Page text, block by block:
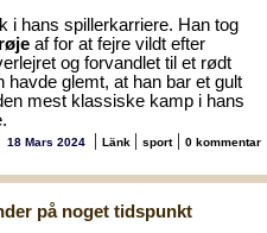
i hans spillerkarriere. Han tog
af for at fejre vildt efter
og forvandlet til et rødt
havde glemt, at han bar et gult
mest klassiske kamp i hans
18 Mars 2024 | Länk | sport| 0 kommentar
på noget tidspunkt